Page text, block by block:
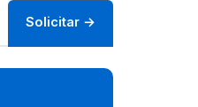
Solicitar →